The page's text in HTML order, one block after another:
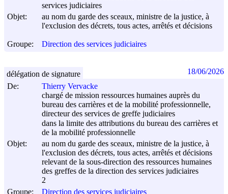
services judiciaires
Objet:
au nom du garde des sceaux, ministre de la justice, à
l'exclusion des décrets, tous actes, arrêtés et décisions
Groupe: Direction des services judiciaires
De:
Thierry Vervacke
chargé de mission ressources humaines auprès du
bureau des carrières et de la mobilité professionnelle,
directeur des services de greffe judiciaires
dans la limite des attributions du bureau des carrières et
de la mobilité professionnelle
Objet:
au nom du garde des sceaux, ministre de la justice, à
l'exclusion des décrets, tous actes, arrêtés et décisions
relevant de la sous-direction des ressources humaines
des greffes de la direction des services judiciaires
2
Groupe:
Direction des services judiciaires
délégation de signature 18/06/2026